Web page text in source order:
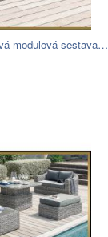
modulová sestava…